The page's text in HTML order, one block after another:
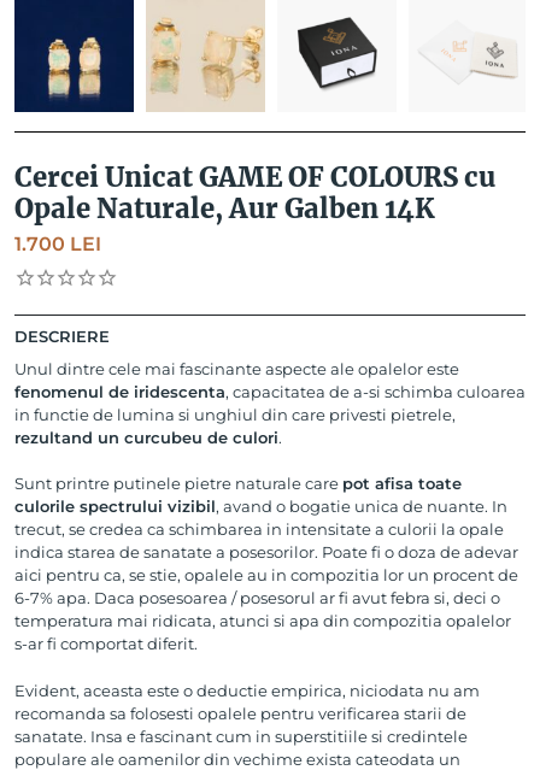
Cercei Unicat GAME OF COLOURS cu
Opale Naturale, Aur Galben 14K
1.700 LEI
DESCRIERE
Unul dintre cele mai fascinante aspecte ale opalelor este
fenomenul de iridescenta, capacitatea de a-si schimba culoarea
in functie de lumina si unghiul din care privesti pietrele,
rezultand un curcubeu de culori.
Sunt printre putinele pietre naturale care pot afisa toate
culorile spectrului vizibil, avand o bogatie unica de nuante. In
trecut, se credea ca schimbarea in intensitate a culorii la opale
indica starea de sanatate a posesorilor. Poate fi o doza de adevar
aici pentru ca, se stie, opalele au in compozitia lor un procent de
6-7% apa. Daca posesoarea / posesorul ar fi avut febra si, deci o
temperatura mai ridicata, atunci si apa din compozitia opalelor
s-ar fi comportat diferit.
Evident, aceasta este o deductie empirica, niciodata nu am
recomanda sa folosesti opalele pentru verificarea starii de
sanatate. Insa e fascinant cum in superstitiile si credintele
populare ale oamenilor din vechime exista cateodata un